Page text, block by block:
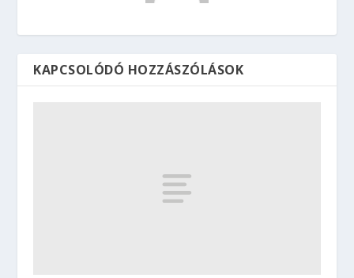
KAPCSOLÓDÓ HOZZÁSZÓLÁSOK